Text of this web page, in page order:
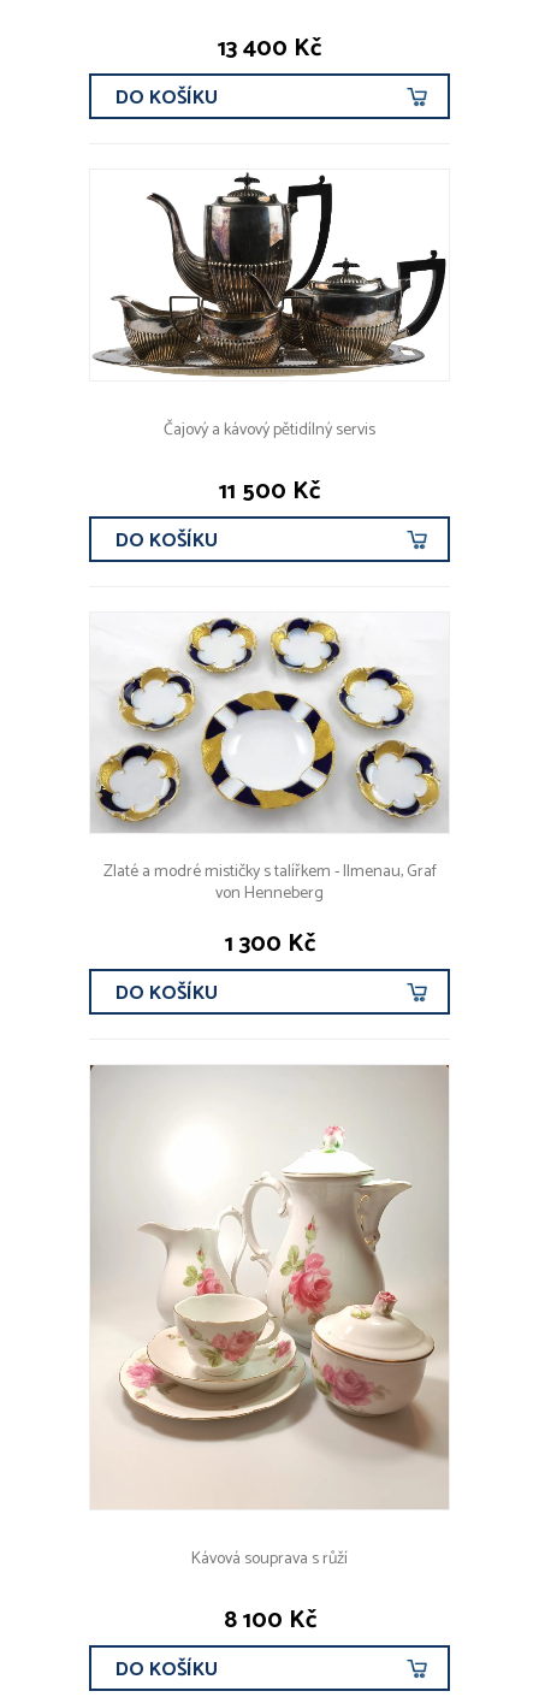
13 400 Kč
DO KOŠÍKU
Čajový a kávový pětidílný servis
11 500 Kč
DO KOŠÍKU
Zlaté a modré mističky s talířkem - Ilmenau, Graf
von Henneberg
1 300 Kč
DO KOŠÍKU
Kávová souprava s růží
8 100 Kč
DO KOŠÍKU